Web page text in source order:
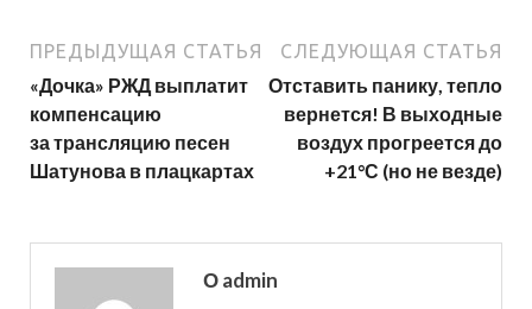
ПРЕДЫДУЩАЯ СТАТЬЯ
«Дочка» РЖД выплатит
компенсацию
за трансляцию песен
Шатунова в плацкартах
СЛЕДУЮЩАЯ СТАТЬЯ
Отставить панику, тепло
вернется! В выходные
воздух прогреется до
+21°С (но не везде)
О admin